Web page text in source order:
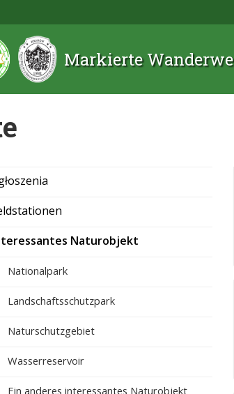
Markierte
Naturobjekt
Nationalpark
Landschaftsschutzpark
Naturschutzgebiet
Wasserreservoir
Ein anderes interessantes Naturobjekt